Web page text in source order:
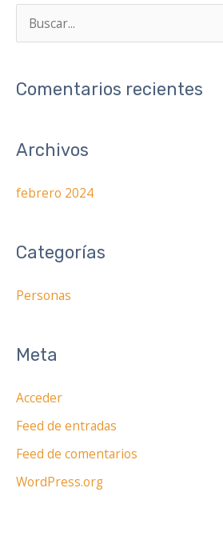
c
r
o
:
Comentarios recientes
Archivos
febrero 2024
Categorías
Personas
Meta
Acceder
Feed de entradas
Feed de comentarios
WordPress.org